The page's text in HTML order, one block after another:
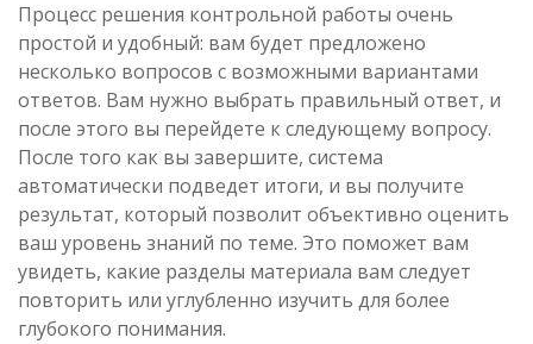
Процесс решения контрольной работы очень
простой и удобный: вам будет предложено
несколько вопросов с возможными вариантами
ответов. Вам нужно выбрать правильный ответ, и
после этого вы перейдете к следующему вопросу.
После того как вы завершите, система
автоматически подведет итоги, и вы получите
результат, который позволит объективно оценить
ваш уровень знаний по теме. Это поможет вам
увидеть, какие разделы материала вам следует
повторить или углубленно изучить для более
глубокого понимания.